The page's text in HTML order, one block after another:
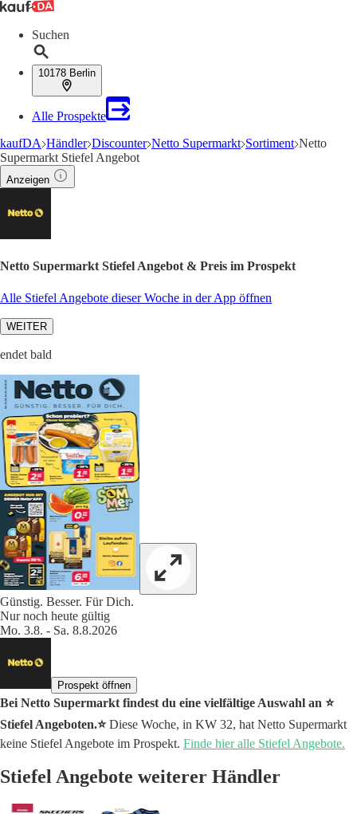
Suchen
10178 Berlin
Alle Prospekte
kaufDA Händler Discounter Netto Supermarkt Sortiment Netto
Supermarkt Stiefel Angebot
Anzeigen
Netto Supermarkt Stiefel Angebot & Preis im Prospekt
Alle Stiefel Angebote dieser Woche in der App öffnen
WEITER
endet bald
Günstig. Besser. Für Dich.
Nur noch heute gültig
Mo. 3.8. - Sa. 8.8.2026
Prospekt öffnen
Bei Netto Supermarkt findest du eine vielfältige Auswahl an ⭐️
Stiefel Angeboten.⭐️Diese Woche, in KW 32, hat Netto Supermarkt
keine Stiefel Angebote im Prospekt. Finde hier alle Stiefel Angebote.
Stiefel Angebote weiterer Händler